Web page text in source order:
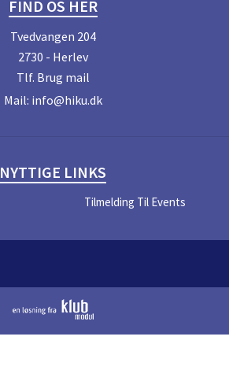
FIND OS HER
Tvedvangen 204
2730 - Herlev
Tlf. Brug mail
Mail: info@hiku.dk
NYTTIGE LINKS
Tilmelding Til Events